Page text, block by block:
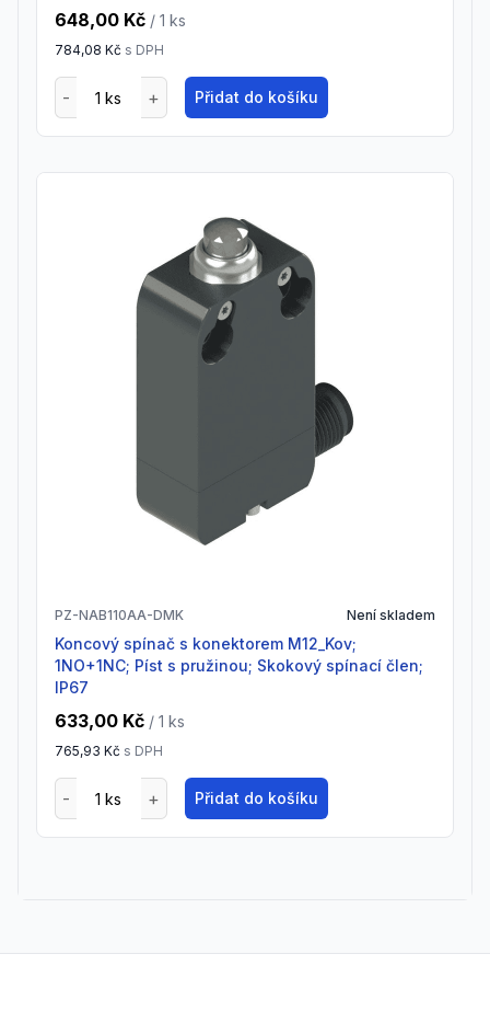
648,00 Kč / 1 ks
784,08 Kč s DPH
Přidat do košíku
PZ-NAB110AA-DMK Není skladem
Koncový spínač s konektorem M12_Kov;
1NO+1NC; Píst s pružinou; Skokový spínací člen;
IP67
633,00 Kč / 1 ks
765,93 Kč s DPH
Přidat do košíku